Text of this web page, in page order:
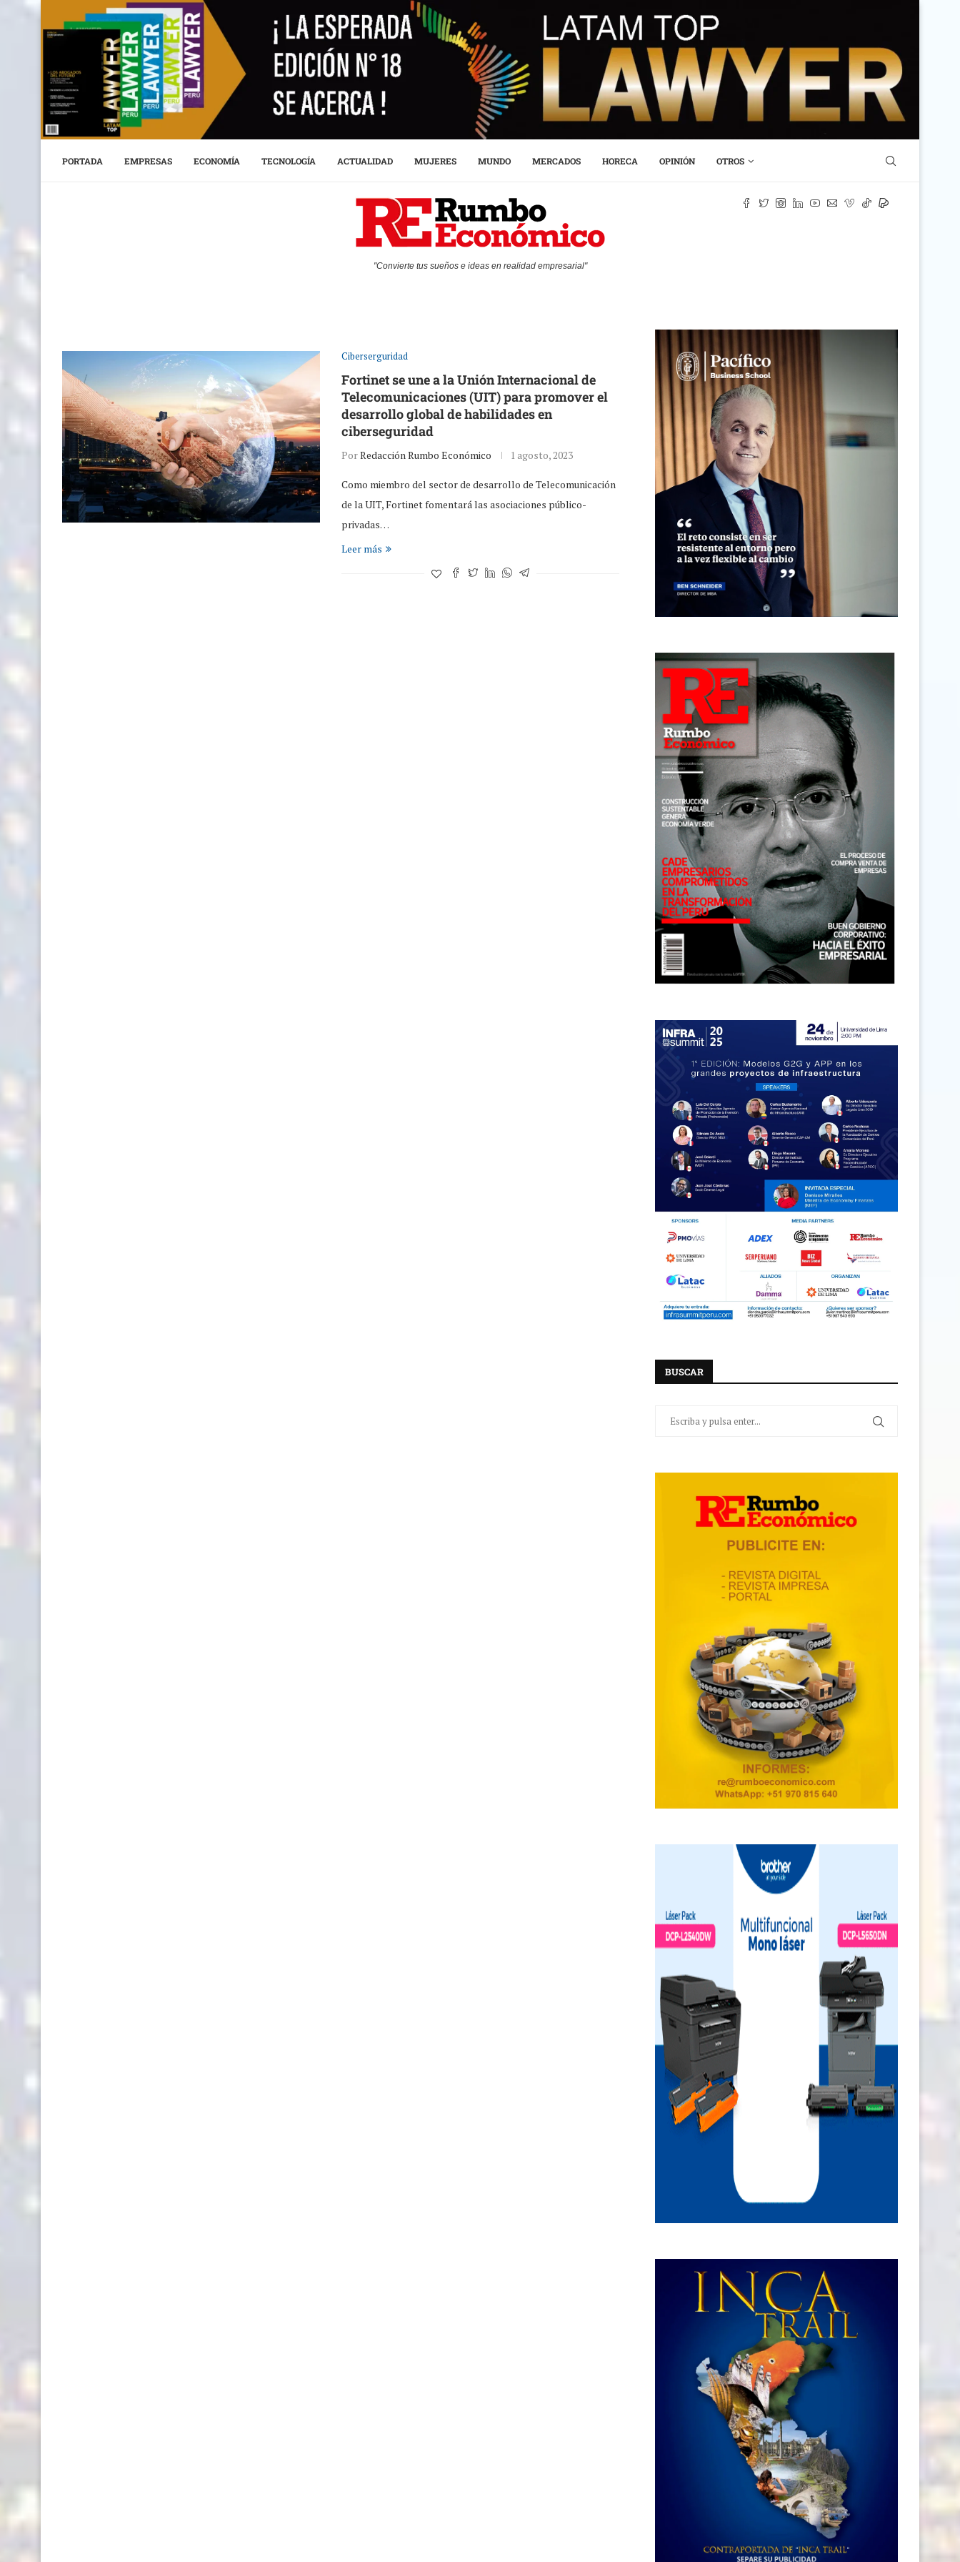
PORTADA EMPRESAS ECONOMÍA TECNOLOGÍA ACTUALIDAD MUJERES MUNDO MERCADOS HORECA OPINIÓN OTROS
"Convierte tus sueños e ideas en realidad empresarial"
Ciberserguridad
Fortinet se une a la Unión Internacional de
Telecomunicaciones (UIT) para promover el
desarrollo global de habilidades en
ciberseguridad
PorRedacción Rumbo Económico 1 agosto, 2023
Como miembro del sector de desarrollo de Telecomunicación
de la UIT, Fortinet fomentará las asociaciones público-
privadas…
Leer más
BUSCAR